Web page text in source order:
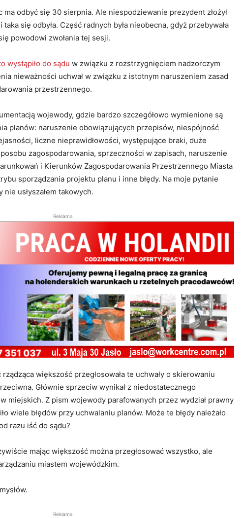
ma odbyć się 30 sierpnia. Ale niespodziewanie prezydent złożył
się odbyła. Część radnych była nieobecna, gdyż przebywała
powodowi zwołania tej sesji.
wystąpiło do sądu w związku z rozstrzygnięciem nadzorczym
nieważności uchwał w związku z istotnym naruszeniem zasad
przestrzennego.
wojewody, gdzie bardzo szczegółowo wymienione są
planów: naruszenie obowiązujących przepisów, niespójność
liczne nieprawidłowości, występujące braki, duże
zagospodarowania, sprzeczności w zapisach, naruszenie
i Kierunków Zagospodarowania Przestrzennego Miasta
sporządzania projektu planu i inne błędy. Na moje pytanie
usłyszałem takowych.
Reklama
większość przegłosowała te uchwały o skierowaniu
Głównie sprzeciw wynikał z niedostatecznego
miejskich. Z pism wojewody parafowanych przez wydział prawny
wiele błędów przy uchwalaniu planów. Może te błędy należało
razu iść do sądu?
mając większość można przegłosować wszystko, ale
miastem wojewódzkim.
Reklama